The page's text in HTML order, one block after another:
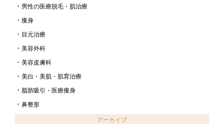
男性の医療脱毛・肌治療
痩身
目元治療
美容外科
美容皮膚科
美白・美肌・肌育治療
脂肪吸引・医療痩身
鼻整形
アーカイブ